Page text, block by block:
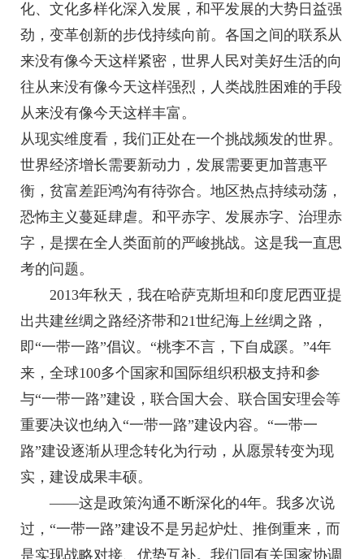
化、文化多样化深入发展，和平发展的大势日益强
劲，变革创新的步伐持续向前。各国之间的联系从
来没有像今天这样紧密，世界人民对美好生活的向
往从来没有像今天这样强烈，人类战胜困难的手段
从来没有像今天这样丰富。
从现实维度看，我们正处在一个挑战频发的世界。
世界经济增长需要新动力，发展需要更加普惠平
衡，贫富差距鸿沟有待弥合。地区热点持续动荡，
恐怖主义蔓延肆虐。和平赤字、发展赤字、治理赤
字，是摆在全人类面前的严峻挑战。这是我一直思
考的问题。
2013年秋天，我在哈萨克斯坦和印度尼西亚提
出共建丝绸之路经济带和21世纪海上丝绸之路，
即“一带一路”倡议。“桃李不言，下自成蹊。”4年
来，全球100多个国家和国际组织积极支持和参
与“一带一路”建设，联合国大会、联合国安理会等
重要决议也纳入“一带一路”建设内容。“一带一
路”建设逐渐从理念转化为行动，从愿景转变为现
实，建设成果丰硕。
——这是政策沟通不断深化的4年。我多次说
过，“一带一路”建设不是另起炉灶、推倒重来，而
是实现战略对接、优势互补。我们同有关国家协调